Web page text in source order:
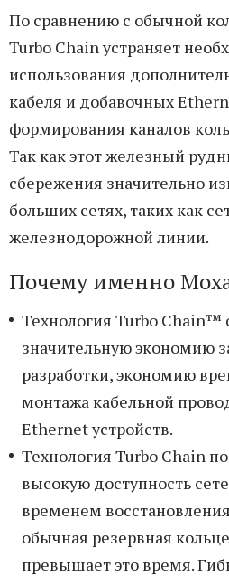
По сравнению с обычной
Turbo Chain устраняет
использования
кабеля и добавочных
формирования каналов
Так как этот железный
сбережения значительно
больших сетях, таких как
железнодорожной линии.
Почему именно
Технология Turbo Chain™
значительную экономию
разработки, экономию
монтажа кабельной
Ethernet устройств.
Технология Turbo Chain
высокую доступность
временем
обычная резервная
превышает это время.